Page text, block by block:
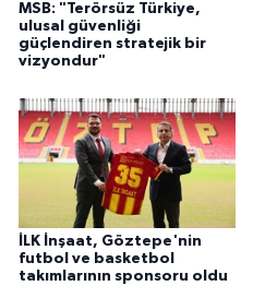
MSB: "Terörsüz Türkiye,
ulusal güvenliği
güçlendiren stratejik bir
vizyondur"
İLK İnşaat, Göztepe'nin
futbol ve basketbol
takımlarının sponsoru oldu